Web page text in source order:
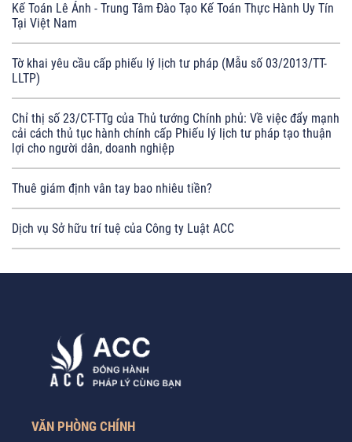
Kế Toán Lê Ánh - Trung Tâm Đào Tạo Kế Toán Thực Hành Uy Tín
Tại Việt Nam
Tờ khai yêu cầu cấp phiếu lý lịch tư pháp (Mẫu số 03/2013/TT-
LLTP)
Chỉ thị số 23/CT-TTg của Thủ tướng Chính phủ: Về việc đẩy mạnh
cải cách thủ tục hành chính cấp Phiếu lý lịch tư pháp tạo thuận
lợi cho người dân, doanh nghiệp
Thuê giám định vân tay bao nhiêu tiền?
Dịch vụ Sở hữu trí tuệ của Công ty Luật ACC
VĂN PHÒNG CHÍNH